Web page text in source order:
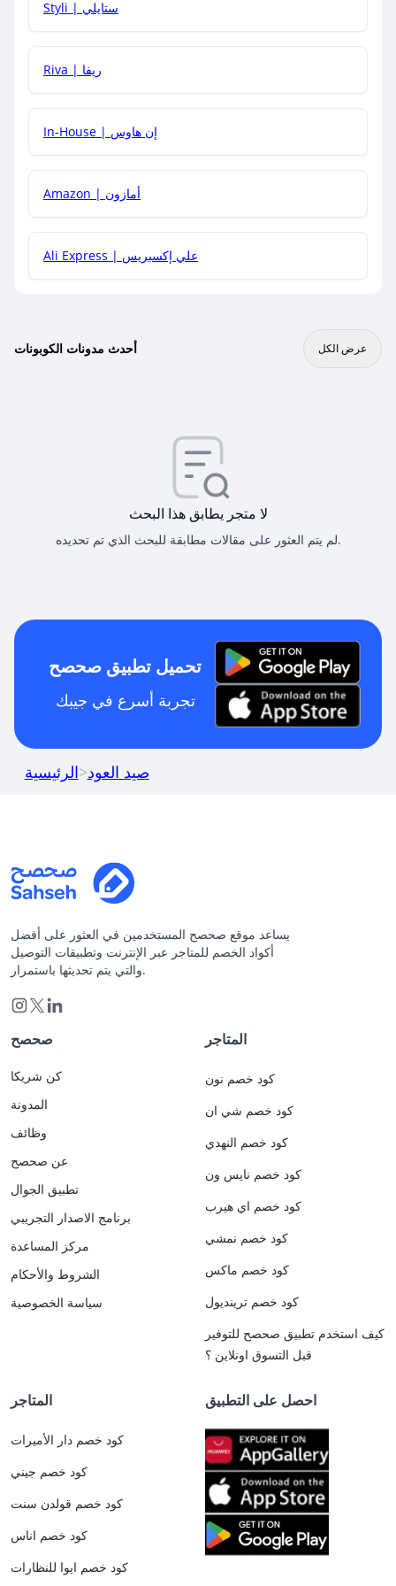
هل يمكنني جمع كود خصم مع العروض الأخرى؟
Styli | ستايلي
Riva | ريفا
In-House | إن هاوس
Amazon | أمازون
Ali Express | علي إكسبريس
أحدث مدونات الكوبونات عرض الكل
لا متجر يطابق هذا البحث
لم يتم العثور على مقالات مطابقة للبحث الذي تم تحديده.
تحميل تطبيق صحصح
تجربة أسرع في جيبك
الرئيسية>صيد العود
يساعد موقع صحصح المستخدمين في العثور على أفضل
أكواد الخصم للمتاجر عبر الإنترنت وتطبيقات التوصيل
والتي يتم تحديثها باستمرار.
صحصح
كن شريكا
المدونة
وظائف
عن صحصح
تطبيق الجوال
برنامج الاصدار التجريبي
مركز المساعدة
الشروط والأحكام
سياسة الخصوصية
المتاجر
كود خصم نون
كود خصم شي ان
كود خصم النهدي
كود خصم نايس ون
كود خصم اي هيرب
كود خصم نمشي
كود خصم ماكس
كود خصم ترينديول
كيف استخدم تطبيق صحصح للتوفير
قبل التسوق اونلاين ؟
المتاجر
كود خصم دار الأميرات
كود خصم جيني
كود خصم قولدن سنت
كود خصم اناس
كود خصم ايوا للنظارات
احصل على التطبيق